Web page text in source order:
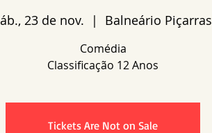
23 de nov.
  |
Balneário Piçarras
Comédia
Tickets Are Not on Sale